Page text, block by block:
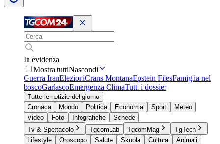
In evidenza
Mostra tuttiNascondi
Guerra IranElezioniCrans MontanaEpstein FilesFamiglia nel
boscoGarlascoEmergenza ClimaTutti i dossier
Tutte le notizie del giorno
Cronaca
Mondo Politica Economia Sport
Meteo
Video
Foto Infografiche
Schede
Tv & Spettacolo
TgcomLab TgcomMag
TgTech
Lifestyle
Oroscopo Salute Skuola Cultura
Animali